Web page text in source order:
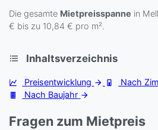
Die gesamte Mietpreisspanne in
€ bis zu 10,84 € pro m².
Inhaltsverzeichnis
Preisentwicklung Nach
Nach Baujahr
Fragen zum Mietpreis